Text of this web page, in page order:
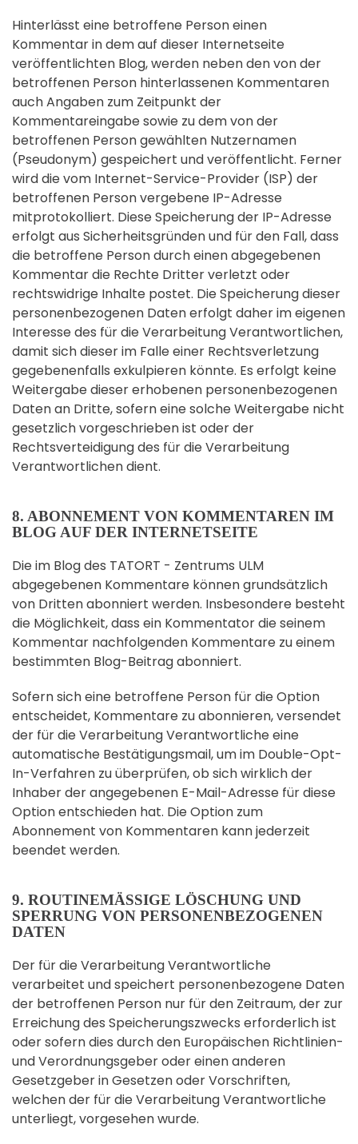
Hinterlässt eine betroffene Person einen
Kommentar in dem auf dieser Internetseite
veröffentlichten Blog, werden neben den von der
betroffenen Person hinterlassenen Kommentaren
auch Angaben zum Zeitpunkt der
Kommentareingabe sowie zu dem von der
betroffenen Person gewählten Nutzernamen
(Pseudonym) gespeichert und veröffentlicht. Ferner
wird die vom Internet-Service-Provider (ISP) der
betroffenen Person vergebene IP-Adresse
mitprotokolliert. Diese Speicherung der IP-Adresse
erfolgt aus Sicherheitsgründen und für den Fall, dass
die betroffene Person durch einen abgegebenen
Kommentar die Rechte Dritter verletzt oder
rechtswidrige Inhalte postet. Die Speicherung dieser
personenbezogenen Daten erfolgt daher im eigenen
Interesse des für die Verarbeitung Verantwortlichen,
damit sich dieser im Falle einer Rechtsverletzung
gegebenenfalls exkulpieren könnte. Es erfolgt keine
Weitergabe dieser erhobenen personenbezogenen
Daten an Dritte, sofern eine solche Weitergabe nicht
gesetzlich vorgeschrieben ist oder der
Rechtsverteidigung des für die Verarbeitung
Verantwortlichen dient.
8. ABONNEMENT VON KOMMENTAREN IM
BLOG AUF DER INTERNETSEITE
Die im Blog des TATORT - Zentrums ULM
abgegebenen Kommentare können grundsätzlich
von Dritten abonniert werden. Insbesondere besteht
die Möglichkeit, dass ein Kommentator die seinem
Kommentar nachfolgenden Kommentare zu einem
bestimmten Blog-Beitrag abonniert.
Sofern sich eine betroffene Person für die Option
entscheidet, Kommentare zu abonnieren, versendet
der für die Verarbeitung Verantwortliche eine
automatische Bestätigungsmail, um im Double-Opt-
In-Verfahren zu überprüfen, ob sich wirklich der
Inhaber der angegebenen E-Mail-Adresse für diese
Option entschieden hat. Die Option zum
Abonnement von Kommentaren kann jederzeit
beendet werden.
9. ROUTINEMÄSSIGE LÖSCHUNG UND S
PERRUNG VON PERSONENBEZOGENEN D
ATEN
Der für die Verarbeitung Verantwortliche
verarbeitet und speichert personenbezogene Daten
der betroffenen Person nur für den Zeitraum, der zur
Erreichung des Speicherungszwecks erforderlich ist
oder sofern dies durch den Europäischen Richtlinien-
und Verordnungsgeber oder einen anderen
Gesetzgeber in Gesetzen oder Vorschriften,
welchen der für die Verarbeitung Verantwortliche
unterliegt, vorgesehen wurde.